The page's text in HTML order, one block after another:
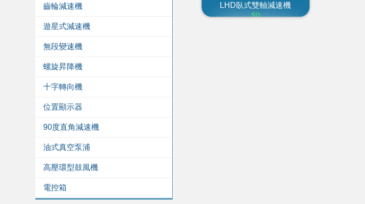
齒輪減速機
遊星式減速機
無段變速機
螺旋昇降機
十字轉向機
位置顯示器
90度直角減速機
油式真空泵浦
高壓環型鼓風機
電控箱
LHD臥式雙軸減速機
$0